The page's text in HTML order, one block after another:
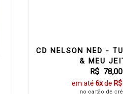
CD NELSON NED -
& MEU
R$ 78,00
em até6xde
no cartão de